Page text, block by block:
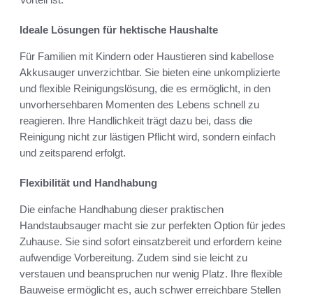
Ideale Lösungen für hektische Haushalte
Für Familien mit Kindern oder Haustieren sind kabellose
Akkusauger unverzichtbar. Sie bieten eine unkomplizierte
und flexible Reinigungslösung, die es ermöglicht, in den
unvorhersehbaren Momenten des Lebens schnell zu
reagieren. Ihre Handlichkeit trägt dazu bei, dass die
Reinigung nicht zur lästigen Pflicht wird, sondern einfach
und zeitsparend erfolgt.
Flexibilität und Handhabung
Die einfache Handhabung dieser praktischen
Handstaubsauger macht sie zur perfekten Option für jedes
Zuhause. Sie sind sofort einsatzbereit und erfordern keine
aufwendige Vorbereitung. Zudem sind sie leicht zu
verstauen und beanspruchen nur wenig Platz. Ihre flexible
Bauweise ermöglicht es, auch schwer erreichbare Stellen